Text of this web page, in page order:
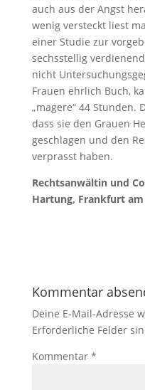
auch aus der Angst
wenig versteckt liest
einer Studie zur
sechsstellig
nicht
Frauen ehrlich Buch,
„magere“ 44 Stunden.
dass sie den Grauen
geschlagen und den
verprasst haben.
Rechtsanwältin und
Hartung, Frankfurt
Kommentar
Deine E-Mail-Adresse
Erforderliche Felder
Kommentar *